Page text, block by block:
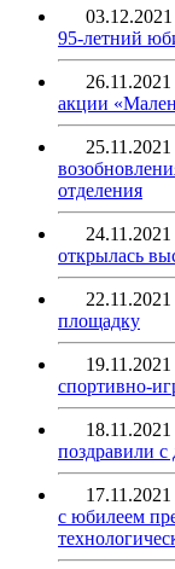
03.12.2021
95-летний
26.11.2021
акции
25.11.2021
отделения
24.11.2021
открылась
22.11.2021
площадку
19.11.2021
спортивно-
18.11.2021
поздравили
17.11.2021
с юбилеем